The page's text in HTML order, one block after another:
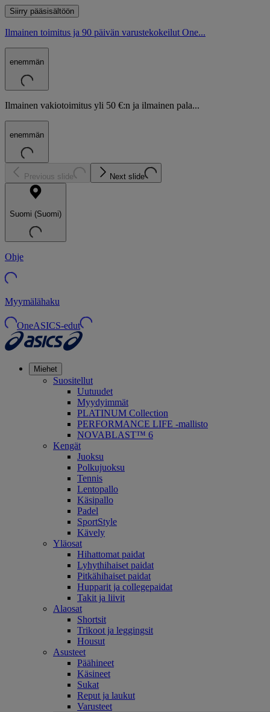
Siirry pääsisältöön
Ilmainen toimitus ja 90 päivän varustekokeilut One...
enemmän
Ilmainen vakiotoimitus yli 50 €:n ja ilmainen pala...
enemmän
Previous slide Next slide
Suomi (Suomi)
Ohje
Myymälähaku
OneASICS-edut
Miehet
Suositellut
Uutuudet
Myydyimmät
PLATINUM Collection
PERFORMANCE LIFE -mallisto
NOVABLAST™ 6
Kengät
Juoksu
Polkujuoksu
Tennis
Lentopallo
Käsipallo
Padel
SportStyle
Kävely
Yläosat
Hihattomat paidat
Lyhythihaiset paidat
Pitkähihaiset paidat
Hupparit ja collegepaidat
Takit ja liivit
Alaosat
Shortsit
Trikoot ja leggingsit
Housut
Asusteet
Päähineet
Käsineet
Sukat
Reput ja laukut
Varusteet